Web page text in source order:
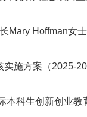
Mary Hoffman女
实施方案（2025-
本科生创新创业教